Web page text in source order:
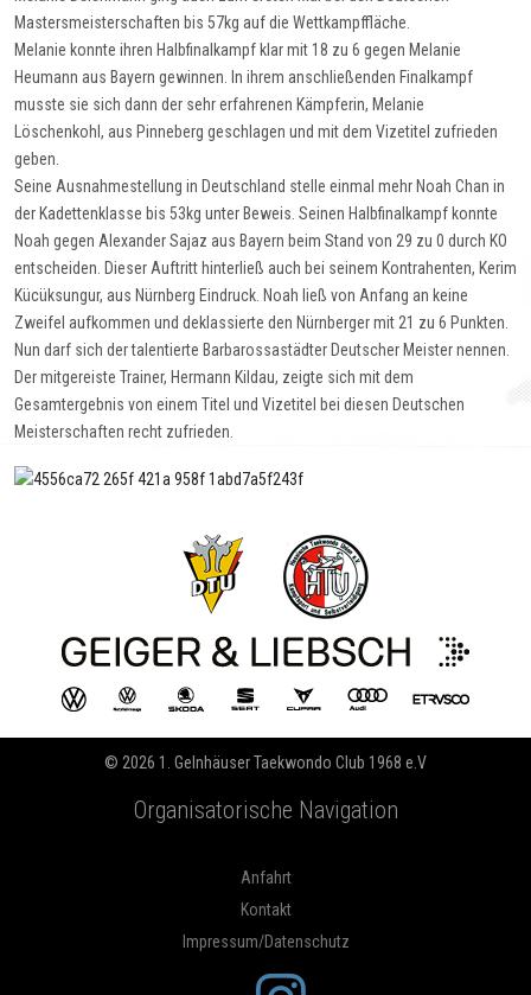
Mastersmeisterschaften bis 57kg auf die Wettkampffläche.
Melanie konnte ihren Halbfinalkampf klar mit 18 zu 6 gegen Melanie
Heumann aus Bayern gewinnen. In ihrem anschließenden Finalkampf
musste sie sich dann der sehr erfahrenen Kämpferin, Melanie
Löschenkohl, aus Pinneberg geschlagen und mit dem Vizetitel zufrieden
geben.
Seine Ausnahmestellung in Deutschland stelle einmal mehr Noah Chan in
der Kadettenklasse bis 53kg unter Beweis. Seinen Halbfinalkampf konnte
Noah gegen Alexander Sajaz aus Bayern beim Stand von 29 zu 0 durch KO
entscheiden. Dieser Auftritt hinterließ auch bei seinem Kontrahenten, Kerim
Kücüksungur, aus Nürnberg Eindruck. Noah ließ von Anfang an keine
Zweifel aufkommen und deklassierte den Nürnberger mit 21 zu 6 Punkten.
Nun darf sich der talentierte Barbarossastädter Deutscher Meister nennen.
Der mitgereiste Trainer, Hermann Kildau, zeigte sich mit dem
Gesamtergebnis von einem Titel und Vizetitel bei diesen Deutschen
Meisterschaften recht zufrieden.
© 2026 1. Gelnhäuser Taekwondo Club 1968 e.V
Organisatorische Navigation
Anfahrt
Kontakt
Impressum/Datenschutz